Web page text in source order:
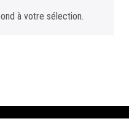
à votre sélection.